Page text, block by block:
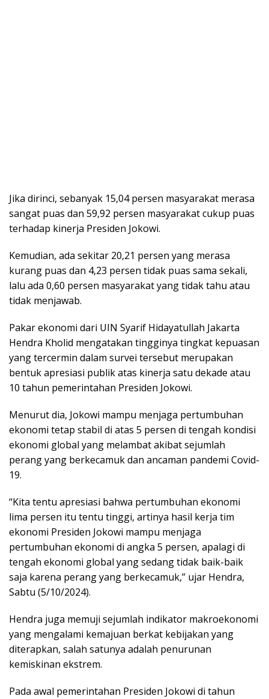
Jika dirinci, sebanyak 15,04 persen masyarakat merasa
sangat puas dan 59,92 persen masyarakat cukup puas
terhadap kinerja Presiden Jokowi.
Kemudian, ada sekitar 20,21 persen yang merasa
kurang puas dan 4,23 persen tidak puas sama sekali,
lalu ada 0,60 persen masyarakat yang tidak tahu atau
tidak menjawab.
Pakar ekonomi dari UIN Syarif Hidayatullah Jakarta
Hendra Kholid mengatakan tingginya tingkat kepuasan
yang tercermin dalam survei tersebut merupakan
bentuk apresiasi publik atas kinerja satu dekade atau
10 tahun pemerintahan Presiden Jokowi.
Menurut dia, Jokowi mampu menjaga pertumbuhan
ekonomi tetap stabil di atas 5 persen di tengah kondisi
ekonomi global yang melambat akibat sejumlah
perang yang berkecamuk dan ancaman pandemi Covid-
19.
“Kita tentu apresiasi bahwa pertumbuhan ekonomi
lima persen itu tentu tinggi, artinya hasil kerja tim
ekonomi Presiden Jokowi mampu menjaga
pertumbuhan ekonomi di angka 5 persen, apalagi di
tengah ekonomi global yang sedang tidak baik-baik
saja karena perang yang berkecamuk,” ujar Hendra,
Sabtu (5/10/2024).
Hendra juga memuji sejumlah indikator makroekonomi
yang mengalami kemajuan berkat kebijakan yang
diterapkan, salah satunya adalah penurunan
kemiskinan ekstrem.
Pada awal pemerintahan Presiden Jokowi di tahun